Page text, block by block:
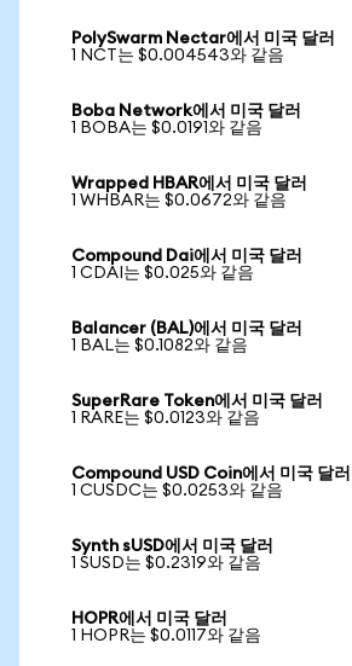
PolySwarm Nectar에서 미국 달러
1 NCT는 $0.004543와 같음
Boba Network에서 미국 달러
1 BOBA는 $0.0191와 같음
Wrapped HBAR에서 미국 달러
1 WHBAR는 $0.0672와 같음
Compound Dai에서 미국 달러
1 CDAI는 $0.025와 같음
Balancer (BAL)에서 미국 달러
1 BAL는 $0.1082와 같음
SuperRare Token에서 미국 달러
1 RARE는 $0.0123와 같음
Compound USD Coin에서 미국 달러
1 CUSDC는 $0.0253와 같음
Synth sUSD에서 미국 달러
1 SUSD는 $0.2319와 같음
HOPR에서 미국 달러
1 HOPR는 $0.0117와 같음